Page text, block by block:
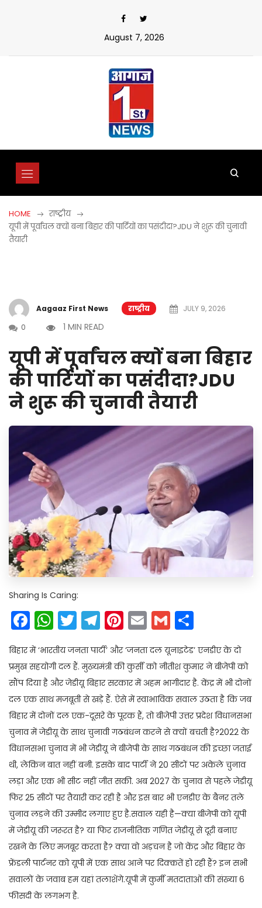
August 7, 2026
HOME
राष्ट्रीय
यूपी में पूर्वांचल क्यों बना बिहार की पार्टियों का पसंदीदा?JDU ने शुरू की चुनावी
तैयारी
Aagaaz First News राष्ट्रीय
JULY 9, 2026
0
1 MIN READ
यूपी में पूर्वांचल क्यों बना बिहार
की पार्टियों का पसंदीदा?JDU
ने शुरू की चुनावी तैयारी
Sharing Is Caring:
Facebook
WhatsApp
Twitter
Telegram
Pinterest
EmailGmail
बिहार में ‘भारतीय जनता पार्टी’ और ‘जनता दल यूनाइटेड’ एनडीए के दो
प्रमुख सहयोगी दल हैं. मुख्यमंत्री की कुर्सी को नीतीश कुमार ने बीजेपी को
सौंप दिया है और जेडीयू बिहार सरकार में अहम भागीदार है. केंद्र में भी दोनों
दल एक साथ मजबूती से खड़े हैं. ऐसे में स्वाभाविक सवाल उठता है कि जब
बिहार में दोनों दल एक-दूसरे के पूरक हैं, तो बीजेपी उत्तर प्रदेश विधानसभा
चुनाव में जेडीयू के साथ चुनावी गठबंधन करने से क्यों बचती है?2022 के
विधानसभा चुनाव में भी जेडीयू ने बीजेपी के साथ गठबंधन की इच्छा जताई
थी, लेकिन बात नहीं बनी. इसके बाद पार्टी ने 20 सीटों पर अकेले चुनाव
लड़ा और एक भी सीट नहीं जीत सकी. अब 2027 के चुनाव से पहले जेडीयू
फिर 25 सीटों पर तैयारी कर रही है और इस बार भी एनडीए के बैनर तले
चुनाव लड़ने की उम्मीद लगाए हुए है.सवाल यही है—क्या बीजेपी को यूपी
में जेडीयू की जरूरत है? या फिर राजनीतिक गणित जेडीयू से दूरी बनाए
रखने के लिए मजबूर करता है? क्या वो अड़चन है जो केंद्र और बिहार के
फ्रेंडली पार्टनर को यूपी में एक साथ आने पर दिक्कतें हो रही हैं? इन सभी
सवालों के जवाब हम यहां तलाशेंगे.यूपी में कुर्मी मतदाताओं की संख्या 6
फीसदी के लगभग है.